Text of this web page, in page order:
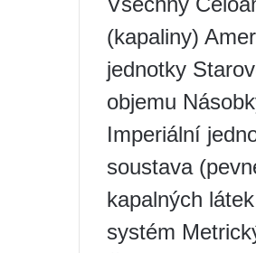
(kapaliny)
jednotky
objemu
Imperiální
soustava
kapalných
systém